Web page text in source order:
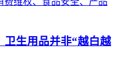
卫生用品并非“越白越